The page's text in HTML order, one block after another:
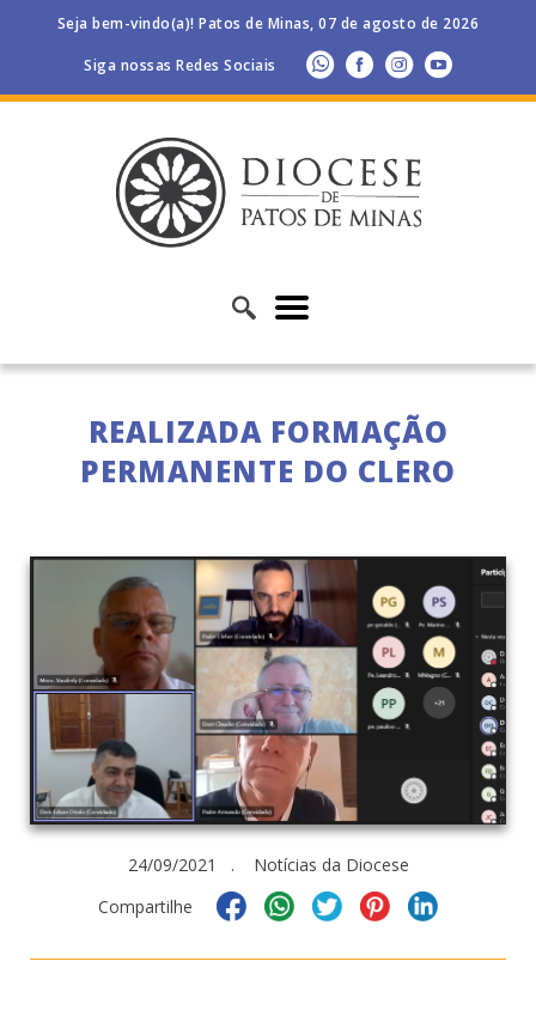
Seja bem-vindo(a)! Patos de Minas, 07 de agosto de 2026
Siga nossas Redes Sociais
REALIZADA FORMAÇÃO
PERMANENTE DO CLERO
24/09/2021 . Notícias da Diocese
Compartilhe